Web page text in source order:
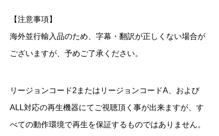
【注意事項】
海外並行輸入品のため、字幕・翻訳が正しくない場合が
ございますが、予めご了承ください。
リージョンコード2またはリージョンコードA、および
ALL対応の再生機器にてご視聴頂く事が出来ますが、す
べての動作環境で再生を保証するものではありません。